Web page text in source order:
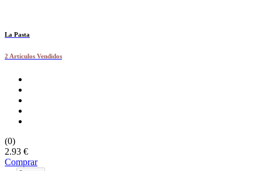
La Pasta
2 Artículos Vendidos
(0)
2.93 €
Comprar